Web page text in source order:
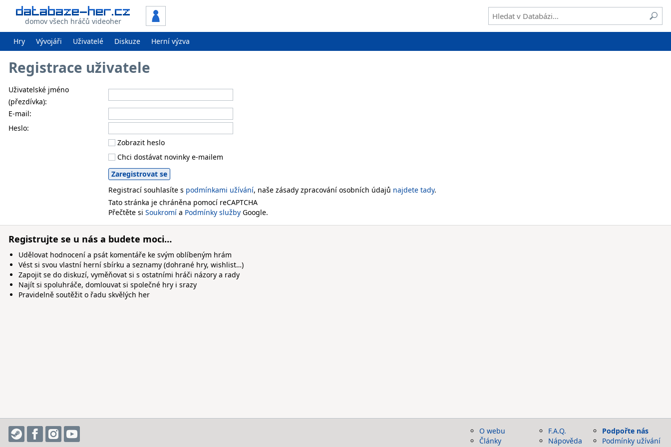
domov všech hráčů videoher
Hry Vývojáři Uživatelé Diskuze Herní výzva
Registrace uživatele
Uživatelské jméno
(přezdívka):
E-mail:
Heslo:
Zobrazit heslo
Chci dostávat novinky e-mailem
Registrací souhlasíte s podmínkami užívání, naše zásady zpracování osobních údajů najdete tady.
Tato stránka je chráněna pomocí reCAPTCHA
Přečtěte si Soukromí a Podmínky služby Google.
Registrujte se u nás a budete moci…
Udělovat hodnocení a psát komentáře ke svým oblíbeným hrám
Vést si svou vlastní herní sbírku a seznamy (dohrané hry, wishlist…)
Zapojit se do diskuzí, vyměňovat si s ostatními hráči názory a rady
Najít si spoluhráče, domlouvat si společné hry i srazy
Pravidelně soutěžit o řadu skvělých her
O webu
Články
F.A.Q.
Nápověda
Podpořte nás
Podmínky užívání